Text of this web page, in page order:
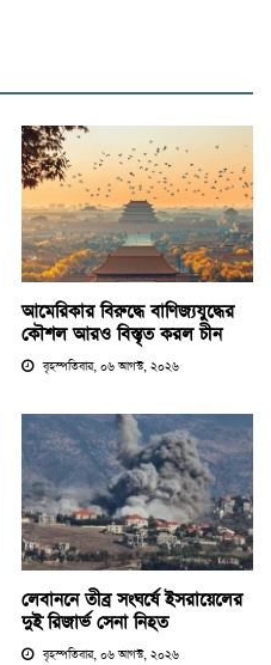
আমেরিকার বিরুদ্ধে বাণিজ্যযুদ্ধের
কৌশল আরও বিস্তৃত করল চীন
বৃহস্পতিবার, ০৬ আগস্ট, ২০২৬
লেবাননে তীব্র সংঘর্ষে ইসরায়েলের
দুই রিজার্ভ সেনা নিহত
বৃহস্পতিবার, ০৬ আগস্ট, ২০২৬